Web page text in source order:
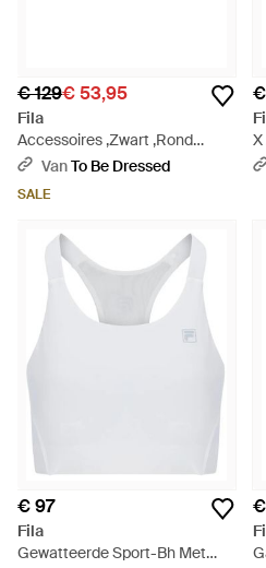
€ 129€ 53,95
Fila
Accessoires ,Zwart ,Rond
Roestvrijstalen Montuur -
VanTo Be Dressed
SALE
€ 97
Fila
Gewatteerde Sport-Bh Met